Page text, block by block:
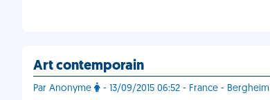
Art contemporain
Par Anonyme - 13/09/2015 06:52 - France - Bergheim